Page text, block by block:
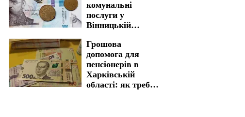
комунальні
послуги у
Вінницькій
можуть злетіти
майже в двічі
Грошова
допомога для
пенсіонерів в
Харківській
області: як треба